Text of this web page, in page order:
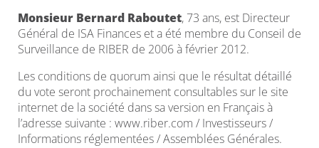
Monsieur Bernard Raboutet, 73 ans, est Directeur
Général de ISA Finances et a été membre du Conseil de
Surveillance de RIBER de 2006 à février 2012.
Les conditions de quorum ainsi que le résultat détaillé
du vote seront prochainement consultables sur le site
internet de la société dans sa version en Français à
l’adresse suivante : www.riber.com / Investisseurs /
Informations réglementées / Assemblées Générales.